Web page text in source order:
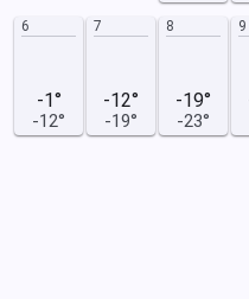
6
-1°
-12°
7
-12°
-19°
8
-19°
-23°
9